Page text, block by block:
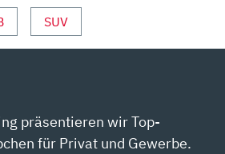
SUV
präsentieren wir Top-
für Privat und Gewerbe.